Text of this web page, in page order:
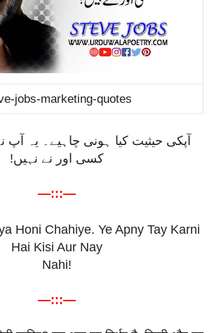
jobs-marketing-quotes
آپکی حیثیت کیا ہونی چاہیے۔ یہ
کسی اور نے نہیں!
—:::—
Honi Chahiye. Ye Apny Tay Karni
Hai Kisi Aur Nay
Nahi!
—:::—